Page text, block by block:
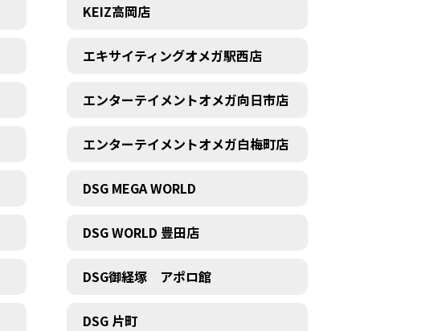
KEIZ高岡店
エキサイティングオメガ駅西店
エンターテイメントオメガ向日市店
エンターテイメントオメガ白梅町店
DSG MEGA WORLD
DSG WORLD 豊田店
DSG御経塚 アポロ館
DSG 片町